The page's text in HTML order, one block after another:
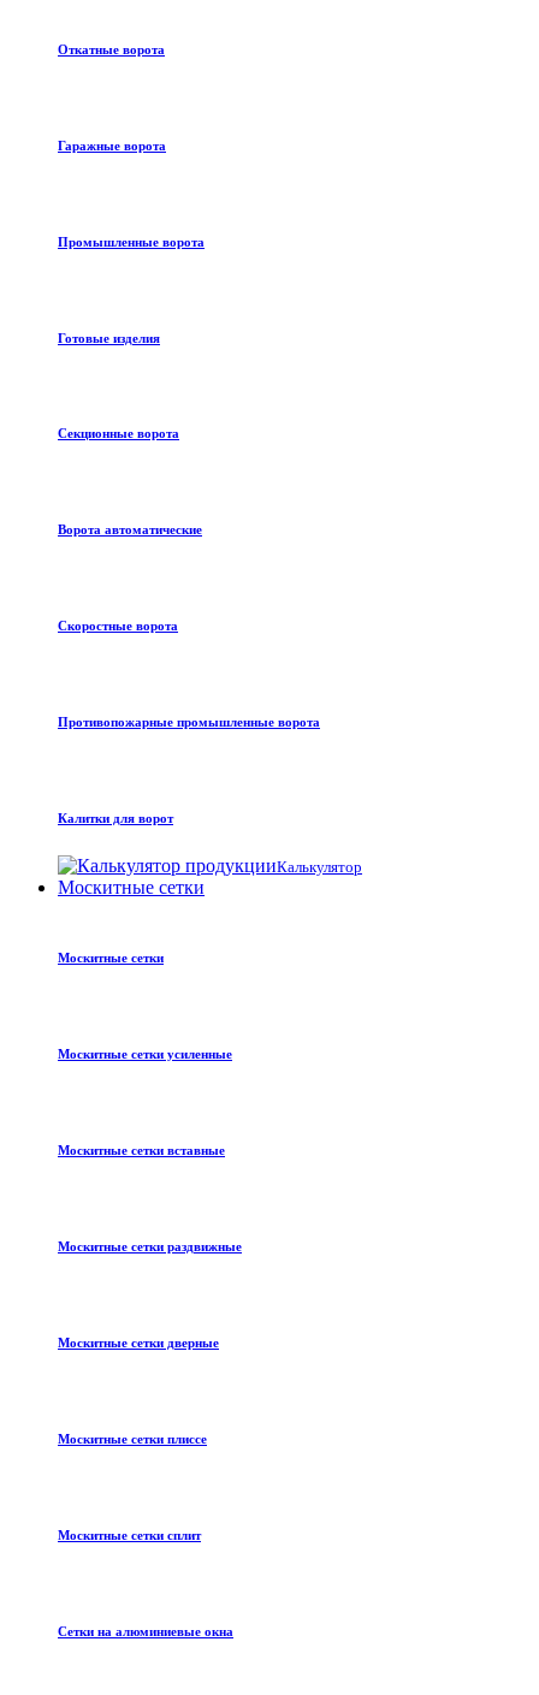
Откатные ворота
Гаражные ворота
Промышленные ворота
Готовые изделия
Секционные ворота
Ворота автоматические
Скоростные ворота
Противопожарные промышленные ворота
Калитки для ворот
Калькулятор
Москитные сетки
Москитные сетки
Москитные сетки усиленные
Москитные сетки вставные
Москитные сетки раздвижные
Москитные сетки дверные
Москитные сетки плиссе
Москитные сетки сплит
Сетки на алюминиевые окна